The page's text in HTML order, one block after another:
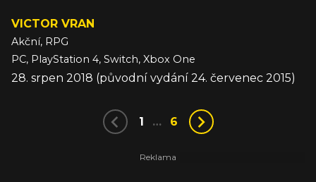
VICTOR VRAN
Akční, RPG
PC, PlayStation 4, Switch, Xbox One
28. srpen 2018 (původní vydání 24. červenec 2015)
1 … 6